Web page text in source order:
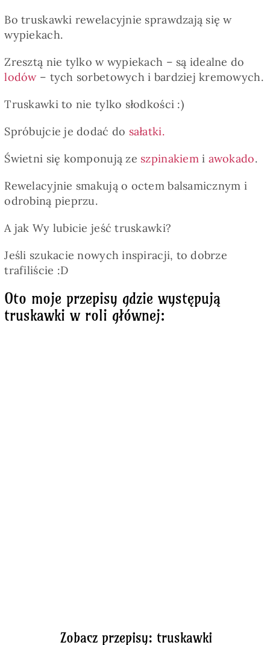
Bo truskawki rewelacyjnie sprawdzają się w
wypiekach.
Zresztą nie tylko w wypiekach – są idealne do
lodów– tych sorbetowych i bardziej kremowych.
Truskawki to nie tylko słodkości :)
Spróbujcie je dodać do sałatki.
Świetni się komponują ze szpinakiem i awokado.
Rewelacyjnie smakują o octem balsamicznym i
odrobiną pieprzu.
A jak Wy lubicie jeść truskawki?
Jeśli szukacie nowych inspiracji, to dobrze
trafiliście :D
Oto moje przepisy gdzie występują
truskawki w roli głównej:
Zobacz przepisy: truskawki